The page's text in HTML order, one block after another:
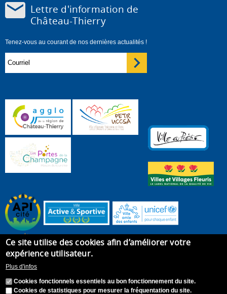
Lettre d'information de
Château-Thierry
Tenez-vous au courant de nos dernières actualités !
Ce site utilise des cookies afin d’améliorer votre
expérience utilisateur.
Plus d'infos
Cookies fonctionnels essentiels au bon fonctionnement du site.
Cookies de statistiques pour mesurer la fréquentation du site.